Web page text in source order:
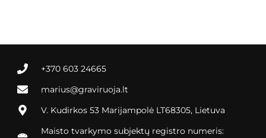
+370 603 24665
marius@graviruoja.lt
V. Kudirkos 53 Marijampolė LT68305, Lietuva
Maisto tvarkymo subjektų registro numeris: